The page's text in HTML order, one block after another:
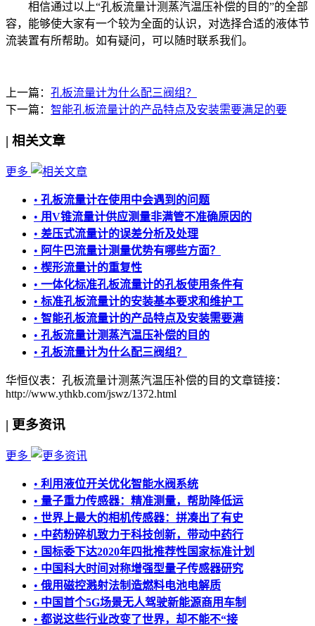
相信通过以上“孔板流量计测蒸汽温压补偿的目的”的全部
容，能够使大家有一个较为全面的认识，对选择合适的液体节
流装置有所帮助。如有疑问，可以随时联系我们。
上一篇： 孔板流量计为什么配三阀组？
下一篇： 智能孔板流量计的产品特点及安装需要满足的要
| 相关文章
更多
• 孔板流量计在使用中会遇到的问题
• 用V锥流量计供应测量非满管不准确原因的
• 差压式流量计的误差分析及处理
• 阿牛巴流量计测量优势有哪些方面？
• 楔形流量计的重复性
• 一体化标准孔板流量计的孔板使用条件有
• 标准孔板流量计的安装基本要求和维护工
• 智能孔板流量计的产品特点及安装需要满
• 孔板流量计测蒸汽温压补偿的目的
• 孔板流量计为什么配三阀组？
华恒仪表：孔板流量计测蒸汽温压补偿的目的文章链接：
http://www.ythkb.com/jswz/1372.html
| 更多资讯
更多
• 利用液位开关优化智能水阀系统
• 量子重力传感器：精准测量，帮助降低运
• 世界上最大的相机传感器：拼凑出了有史
• 中药粉碎机致力于科技创新，带动中药行
• 国标委下达2020年四批推荐性国家标准计划
• 中国科大时间对称增强型量子传感器研究
• 俄用磁控溅射法制造燃料电池电解质
• 中国首个5G场景无人驾驶新能源商用车制
• 都说这些行业改变了世界，却不能不“接